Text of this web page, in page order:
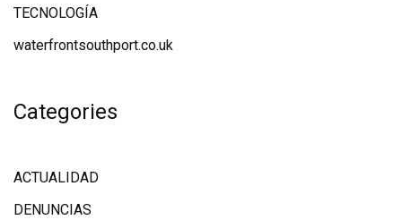
TECNOLOGÍA
waterfrontsouthport.co.uk
Categories
ACTUALIDAD
DENUNCIAS